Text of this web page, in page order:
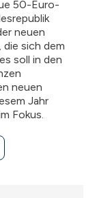
50-Euro-
neuen
sich dem
soll in den
neuen
Jahr
Fokus.